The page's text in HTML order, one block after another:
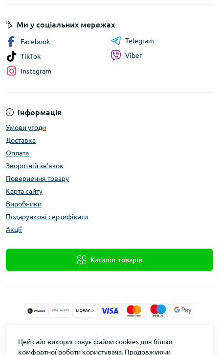
Інформація
Умови угоди
Доставка
Оплата
Зворотній зв’язок
Повернення товару
Карта сайту
Виробники
Подарункові сертифікати
Акції
Каталог товарів
Ми у соціальних мережах
Facebook
TikTok
Instagram
Telegram
Viber
Формула Врожаю © 2026
Цей сайт використовує файли cookies для більш
комфортної роботи користувача. Продовжуючи